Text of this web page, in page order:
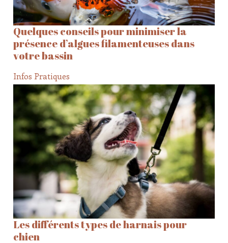
Quelques conseils pour minimiser la
présence d’algues filamenteuses dans
votre bassin
Infos Pratiques
Les différents types de harnais pour
chien